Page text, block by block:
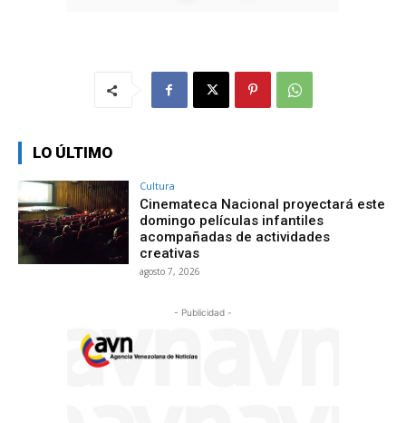
LO ÚLTIMO
Cultura
Cinemateca Nacional proyectará este
domingo películas infantiles
acompañadas de actividades
creativas
agosto 7, 2026
- Publicidad -